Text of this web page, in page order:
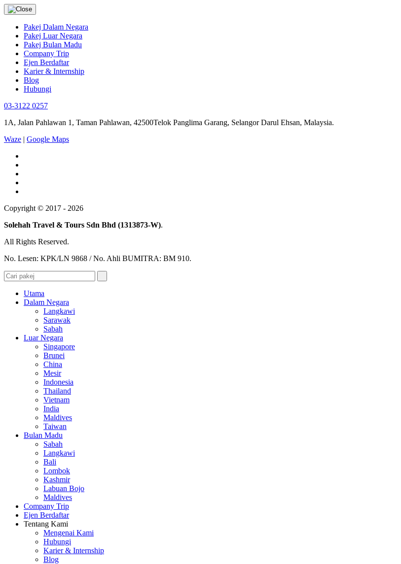
Pakej Dalam Negara
Pakej Luar Negara
Pakej Bulan Madu
Company Trip
Ejen Berdaftar
Karier & Internship
Blog
Hubungi
03-3122 0257
1A, Jalan Pahlawan 1, Taman Pahlawan, 42500Telok Panglima Garang, Selangor Darul Ehsan, Malaysia.
Waze | Google Maps
Copyright © 2017 - 2026
Solehah Travel & Tours Sdn Bhd (1313873-W).
All Rights Reserved.
No. Lesen: KPK/LN 9868 / No. Ahli BUMITRA: BM 910.
Utama
Dalam Negara
Langkawi
Sarawak
Sabah
Luar Negara
Singapore
Brunei
China
Mesir
Indonesia
Thailand
Vietnam
India
Maldives
Taiwan
Bulan Madu
Sabah
Langkawi
Bali
Lombok
Kashmir
Labuan Bojo
Maldives
Company Trip
Ejen Berdaftar
Tentang Kami
Mengenai Kami
Hubungi
Karier & Internship
Blog